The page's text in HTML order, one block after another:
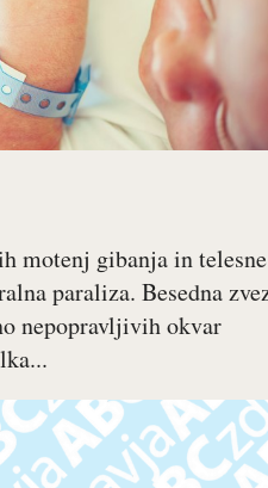
motenj gibanja in telesne
paraliza. Besedna
nepopravljivih okvar